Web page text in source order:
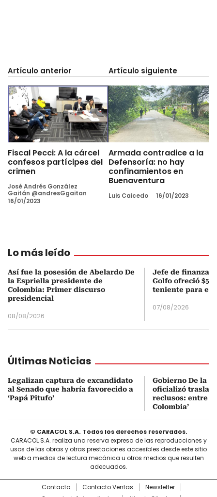
Artículo anterior
Fiscal Pecci: A la cárcel
confesos partícipes del
crimen
José Andrés González
Gaitán @andresGgaitan
16/01/2023
Artículo siguiente
Armada contradice a la
Defensoría: no hay
confinamientos en
Buenaventura
Luis Caicedo 16/01/2023
Lo más leído
Así fue la posesión de Abelardo De
la Espriella presidente de
Colombia: Primer discurso
presidencial
08/08/2026
Jefe de finanzas
Golfo ofreció
teniente para
07/08/2026
Últimas Noticias
Legalizan captura de excandidato
al Senado que habría favorecido a
‘Papá Pitufo’
Gobierno De la
oficializó
reclusos: entre
Colombia’
© CARACOL S.A. Todos los derechos reservados.
CARACOL S.A. realiza una reserva expresa de las reproducciones y
usos de las obras y otras prestaciones accesibles desde este sitio
web a medios de lectura mecánica u otros medios que resulten
adecuados.
Contacto Contacto Ventas
Newsletter